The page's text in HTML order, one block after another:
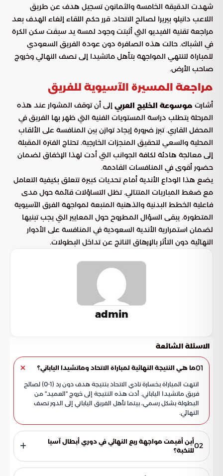
شهدت الدقيقة الخامسة والثمانون تسجيل هدف عن طريق
اللاعب دانيلو بيريرا لصالح الاتحاد. قرر حكم اللقاء إلغاء الهدف بعد
مراجعة تقنية الفيديو التي أثبتت وجود لمسة يد سبقت سكن الكرة
في الشباك. حالت هذه الصافرة دون عودة الفريق السعودي
للمباراة لتنتهي المواجهة بتأهل ماتشيدا إلى نصف النهائي وخروج
صاحب الأرض.
مراجعة المسيرة الآسيوية للفريق
أشارت موسوعة الخليج العربي إلى أن توقف المشوار عند هذه
المرحلة يتطلب دراسة المستويات الفنية التي ظهر بها الفريق في
المحفل القاري. تبرز ضرورة إيجاد توازن بين المنافسة على الألقاب
المحلية والسعي لتحقيق المنجزات الخارجية. تحتاج الفترة المقبلة
إلى معالجة هادئة لكافة الجوانب التي أدت لهذا الإخفاق لضمان
حضور أقوى في المنافسات القادمة.
يضع هذا الوداع الأندية أمام تحديات كبيرة تتعلق بكيفية التعامل
مع ضغط المباريات المتتالي. تظل التساؤلات قائمة حول مدى
فاعلية الخطط البدنية والذهنية المتبعة لمواجهة الفرق الآسيوية
المتطورة. يبقى السؤال المطروح حول المعايير التي يجب تبنيها
لضمان استمرارية الأندية السعودية في المنافسة على الأدوار
النهائية دون التأثر بالإرهاق الناتج عن تداخل البطولات.
admin
الاسئلة الشائعة
01ما هي النتيجة النهائية لمباراة الاتحاد وماتشيدا الياباني؟
انتهت المباراة بخسارة نادي الاتحاد بنتيجة هدف دون رد (1-0) لصالح
فريق ماتشيدا الياباني. أدت هذه النتيجة إلى خروج "العميد" من
البطولة بشكل رسمي، بينما تأهل الفريق الياباني إلى الدور نصف
النهائي.
02أين أقيمت مواجهة ربع النهائي في دوري أبطال آسيا
للنخبة؟